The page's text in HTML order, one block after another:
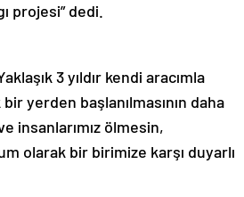
projesi” dedi.
3 yıldır kendi aracımla
yerden başlanılmasının daha
insanlarımız ölmesin,
olarak bir birimize karşı duyarlı